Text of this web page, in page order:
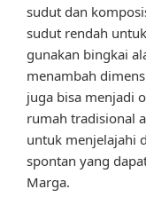
sudut dan
sudut rendah
gunakan bingkai
menambah
juga bisa menjadi
rumah tradisional
untuk menjelajahi
spontan yang
Marga.